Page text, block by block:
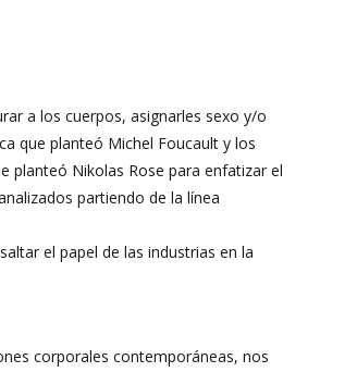
a los cuerpos, asignarles sexo y/o
que planteó Michel Foucault y los
planteó Nikolas Rose para enfatizar el
partiendo de la línea
el papel de las industrias en la
corporales contemporáneas, nos